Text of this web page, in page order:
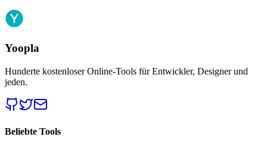
Yoopla
Hunderte kostenloser Online-Tools für Entwickler, Designer und
jeden.
Beliebte Tools